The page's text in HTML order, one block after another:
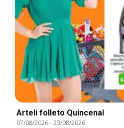
Arteli folleto Quincenal
07/08/2026-23/08/2026